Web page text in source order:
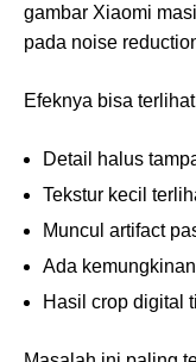
gambar Xiaomi
pada noise
Efeknya bisa
Detail halus
Tekstur kecil
Muncul artifact
Ada
Hasil crop digital